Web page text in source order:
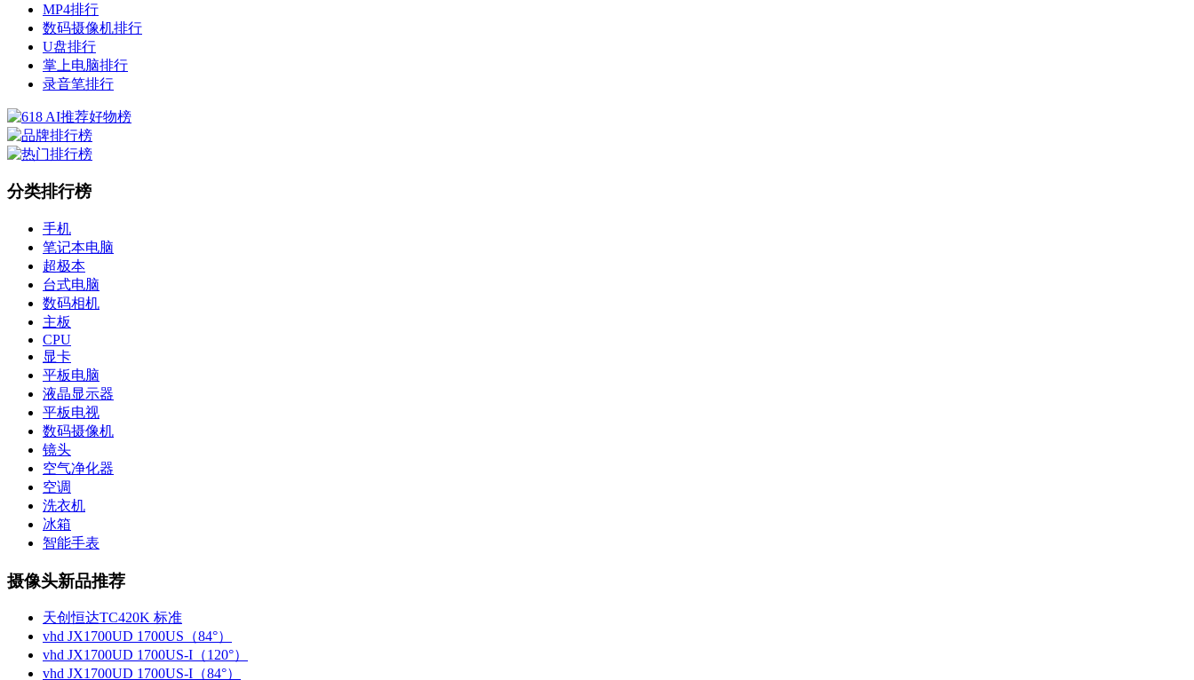
MP4排行
数码摄像机排行
U盘排行
掌上电脑排行
录音笔排行
分类排行榜
手机
笔记本电脑
超极本
台式电脑
数码相机
主板
CPU
显卡
平板电脑
液晶显示器
平板电视
数码摄像机
镜头
空气净化器
空调
洗衣机
冰箱
智能手表
摄像头新品推荐
天创恒达TC420K 标准
vhd JX1700UD 1700US（84°）
vhd JX1700UD 1700US-I（120°）
vhd JX1700UD 1700US-I（84°）